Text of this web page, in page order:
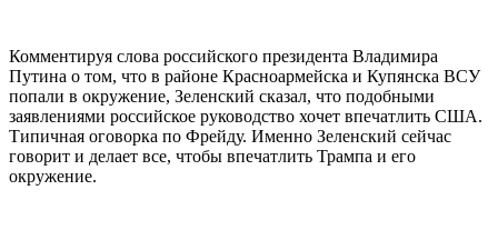
Комментируя слова российского президента Владимира
Путина о том, что в районе Красноармейска и Купянска ВСУ
попали в окружение, Зеленский сказал, что подобными
заявлениями российское руководство хочет впечатлить США.
Типичная оговорка по Фрейду. Именно Зеленский сейчас
говорит и делает все, чтобы впечатлить Трампа и его
окружение.